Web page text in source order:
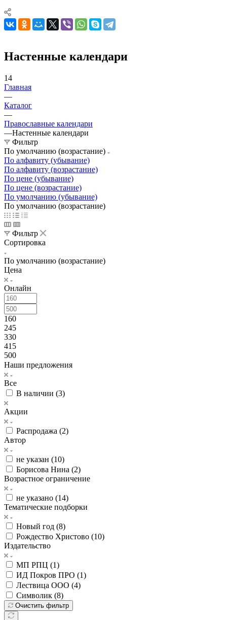
Настенные календари
14
Главная
—
Каталог
—
Православные календари
—Настенные календари
Фильтр
По умолчанию (возрастание)
По алфавиту (убывание)
По алфавиту (возрастание)
По цене (убывание)
По цене (возрастание)
По умолчанию (убывание)
По умолчанию (возрастание)
Фильтр
Сортировка
По умолчанию (возрастание)
Цена
Онлайн
160
245
330
415
500
Наши предложения
Все
В наличии (3)
Акции
Распродажа (2)
Автор
не указан (10)
Борисова Нина (2)
Возрастное ограничение
не указано (14)
Тематические подборки
Новый год (8)
Рождество Христово (10)
Издательство
МП РПЦ (1)
ИД Покров ПРО (1)
Лествица ООО (4)
Символик (8)
Очистить фильтр